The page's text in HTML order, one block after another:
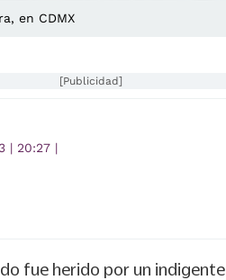
en CDMX
[Publicidad]
| 20:27 |
fue herido por un indigente